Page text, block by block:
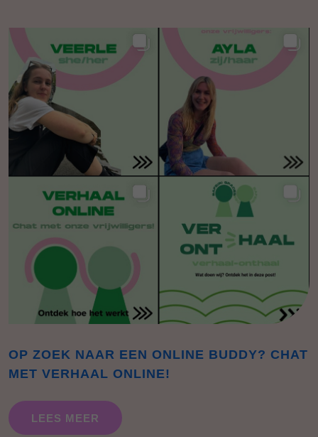
OP ZOEK NAAR EEN ONLINE BUDDY? CHAT
MET VERHAAL ONLINE!
LEES MEER